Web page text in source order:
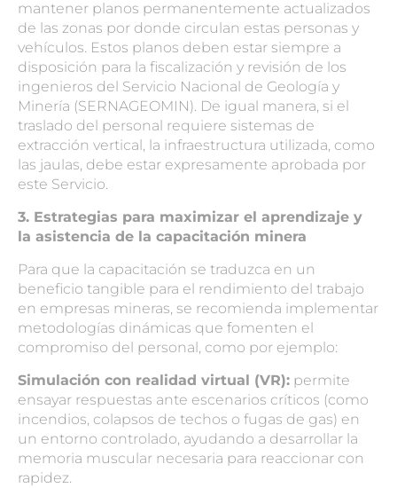
mantener planos permanentemente actualizados
de las zonas por donde circulan estas personas y
vehículos. Estos planos deben estar siempre a
disposición para la fiscalización y revisión de los
ingenieros del Servicio Nacional de Geología y
Minería (SERNAGEOMIN). De igual manera, si el
traslado del personal requiere sistemas de
extracción vertical, la infraestructura utilizada, como
las jaulas, debe estar expresamente aprobada por
este Servicio.
3. Estrategias para maximizar el aprendizaje y
la asistencia de la capacitación minera
Para que la capacitación se traduzca en un
beneficio tangible para el rendimiento del trabajo
en empresas mineras, se recomienda implementar
metodologías dinámicas que fomenten el
compromiso del personal, como por ejemplo:
Simulación con realidad virtual (VR): permite
ensayar respuestas ante escenarios críticos (como
incendios, colapsos de techos o fugas de gas) en
un entorno controlado, ayudando a desarrollar la
memoria muscular necesaria para reaccionar con
rapidez.